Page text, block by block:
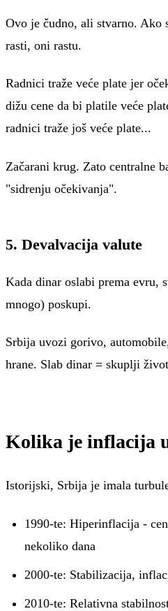
Ovo je čudno, ali stvarno. Ako
rasti, oni rastu.
Radnici traže veće plate jer
dižu cene da bi platile veće
radnici traže još veće plate...
Začarani krug. Zato centralne
"sidrenju očekivanja".
5. Devalvacija valute
Kada dinar oslabi prema evru,
mnogo) poskupi.
Srbija uvozi gorivo,
hrane. Slab dinar = skuplji
Kolika je inflacija
Istorijski, Srbija je imala
1990-te: Hiperinflacija -
nekoliko dana
2000-te: Stabilizacija,
2010-te: Relativna